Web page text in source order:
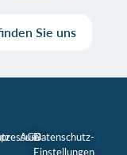
Sie uns
AGBDatenschutz-